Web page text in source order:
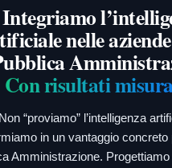
Integriamo
nelle
Con risultati
Non “proviamo” l’intelligenza
in un vantaggio concreto
Amministrazione.